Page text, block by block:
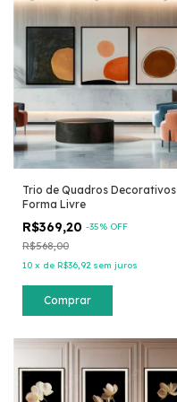
Trio de Quadros Decorativos
Forma Livre
R$369,20 -35% OFF
R$568,00
10 x de R$36,92 sem juros
Comprar